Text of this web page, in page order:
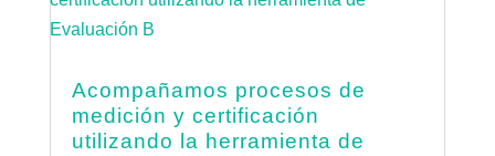
Acompañamos procesos de
medición y certificación
utilizando la herramienta de